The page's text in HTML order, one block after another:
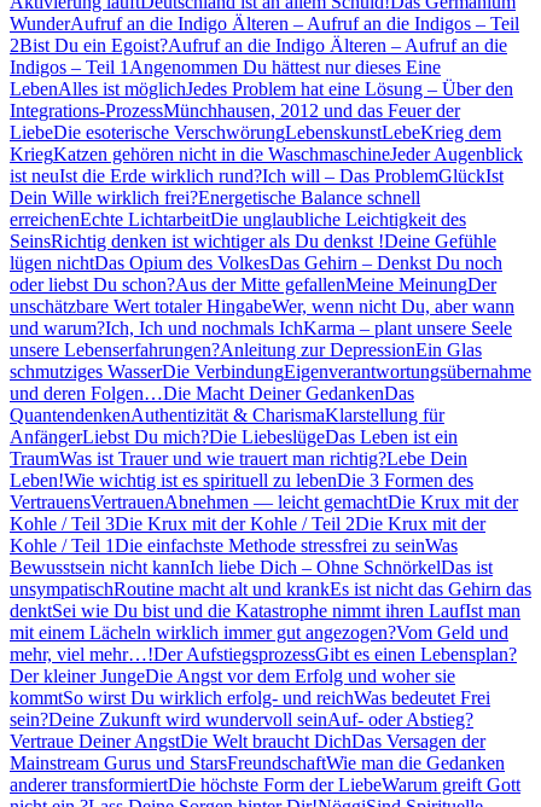
WunderAufruf an die Indigo Älteren – Aufruf an die Indigos – Teil
2Bist Du ein Egoist?Aufruf an die Indigo Älteren – Aufruf an die
Indigos – Teil 1 Angenommen Du hättest nur dieses Eine
LebenAlles ist möglichJedes Problem hat eine Lösung – Über den
Integrations-ProzessMünchhausen, 2012 und das Feuer der
LiebeDie esoterische VerschwörungLebenskunstLebeKrieg dem
KriegKatzen gehören nicht in die WaschmaschineJeder Augenblick
ist neuIst die Erde wirklich rund?Ich will – Das ProblemGlückIst
Dein Wille wirklich frei?Energetische Balance schnell
erreichenEchte LichtarbeitDie unglaubliche Leichtigkeit des
SeinsRichtig denken ist wichtiger als Du denkst !Deine Gefühle
lügen nichtDas Opium des VolkesDas Gehirn – Denkst Du noch
oder liebst Du schon?Aus der Mitte gefallenMeine MeinungDer
unschätzbare Wert totaler HingabeWer, wenn nicht Du, aber wann
und warum?Ich, Ich und nochmals IchKarma – plant unsere Seele
unsere Lebenserfahrungen?Anleitung zur DepressionEin Glas
schmutziges WasserDie VerbindungEigenverantwortungsübernahme
und deren Folgen…Die Macht Deiner GedankenDas
QuantendenkenAuthentizität & CharismaKlarstellung für
AnfängerLiebst Du mich?Die LiebeslügeDas Leben ist ein
TraumWas ist Trauer und wie trauert man richtig?Lebe Dein
Leben!Wie wichtig ist es spirituell zu lebenDie 3 Formen des
VertrauensVertrauenAbnehmen — leicht gemachtDie Krux mit der
Kohle / Teil 3Die Krux mit der Kohle / Teil 2Die Krux mit der
Kohle / Teil 1Die einfachste Methode stressfrei zu seinWas
Bewusstsein nicht kannIch liebe Dich – Ohne SchnörkelDas ist
unsympatischRoutine macht alt und krankEs ist nicht das Gehirn das
denktSei wie Du bist und die Katastrophe nimmt ihren LaufIst man
mit einem Lächeln wirklich immer gut angezogen?Vom Geld und
mehr, viel mehr…!Der AufstiegsprozessGibt es einen Lebensplan?
Der kleiner JungeDie Angst vor dem Erfolg und woher sie
kommtSo wirst Du wirklich erfolg- und reichWas bedeutet Frei
sein?Deine Zukunft wird wundervoll seinAuf- oder Abstieg?
Vertraue Deiner AngstDie Welt braucht DichDas Versagen der
Mainstream Gurus und StarsFreundschaftWie man die Gedanken
anderer transformiertDie höchste Form der LiebeWarum greift Gott